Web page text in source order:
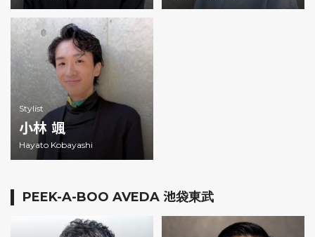
Stylist
小林 颯
Hayato Kobayashi
PEEK-A-BOO AVEDA 池袋東武